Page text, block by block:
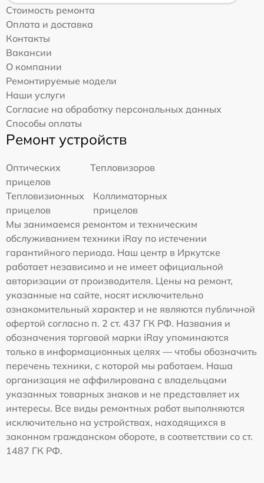
Стоимость ремонта
Оплата и доставка
Контакты
Вакансии
О компании
Ремонтируемые модели
Наши услуги
Согласие на обработку персональных данных
Способы оплаты
Ремонт устройств
Оптических
прицелов
Тепловизоров
Тепловизионных
прицелов
Коллиматорных
прицелов
Мы занимаемся ремонтом и техническим
обслуживанием техники iRay по истечении
гарантийного периода. Наш центр в Иркутске
работает независимо и не имеет официальной
авторизации от производителя. Цены на ремонт,
указанные на сайте, носят исключительно
ознакомительный характер и не являются публичной
офертой согласно п. 2 ст. 437 ГК РФ. Названия и
обозначения торговой марки iRay упоминаются
только в информационных целях — чтобы обозначить
перечень техники, с которой мы работаем. Наша
организация не аффилирована с владельцами
указанных товарных знаков и не представляет их
интересы. Все виды ремонтных работ выполняются
исключительно на устройствах, находящихся в
законном гражданском обороте, в соответствии со ст.
1487 ГК РФ.